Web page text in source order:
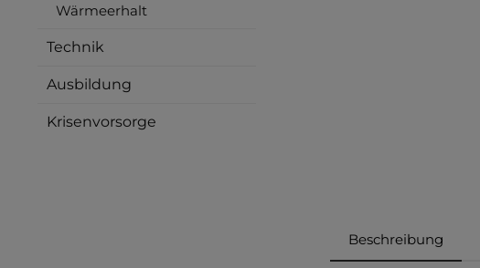
Wärmeerhalt
Technik
Ausbildung
Krisenvorsorge
Beschreibung